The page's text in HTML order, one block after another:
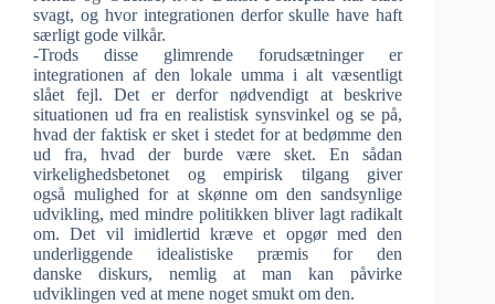
svagt, og hvor integrationen derfor skulle have haft
særligt gode vilkår.
-Trods disse glimrende forudsætninger er
integrationen af den lokale umma i alt væsentligt
slået fejl. Det er derfor nødvendigt at beskrive
situationen ud fra en realistisk synsvinkel og se på,
hvad der faktisk er sket i stedet for at bedømme den
ud fra, hvad der burde være sket. En sådan
virkelighedsbetonet og empirisk tilgang giver
også mulighed for at skønne om den sandsynlige
udvikling, med mindre politikken bliver lagt radikalt
om. Det vil imidlertid kræve et opgør med den
underliggende idealistiske præmis for den
danske diskurs, nemlig at man kan påvirke
udviklingen ved at mene noget smukt om den.